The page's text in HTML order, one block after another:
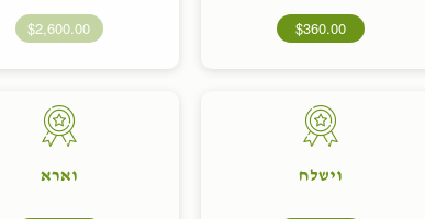
$360.00
$2,600.00
וישלח וארא